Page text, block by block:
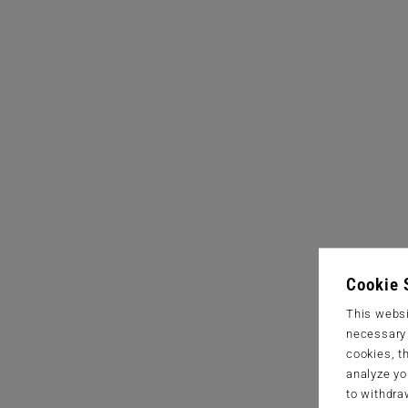
Cookie
This
cookies,
analyze
to